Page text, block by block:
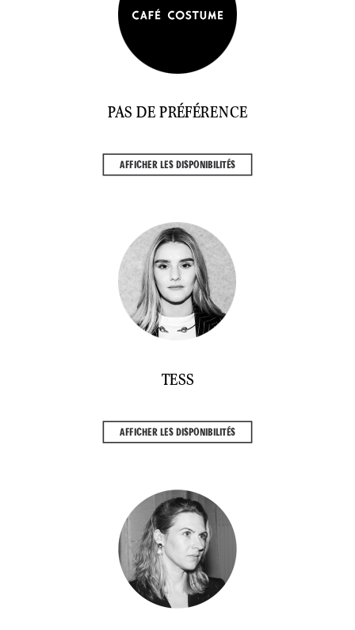
PAS DE PRÉFÉRENCE
AFFICHER LES DISPONIBILITÉS
TESS
AFFICHER LES DISPONIBILITÉS